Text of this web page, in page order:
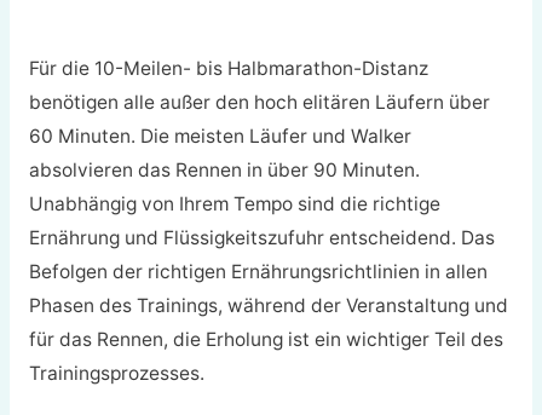
Für die 10-Meilen- bis Halbmarathon-Distanz
benötigen alle außer den hoch elitären Läufern über
60 Minuten. Die meisten Läufer und Walker
absolvieren das Rennen in über 90 Minuten.
Unabhängig von Ihrem Tempo sind die richtige
Ernährung und Flüssigkeitszufuhr entscheidend. Das
Befolgen der richtigen Ernährungsrichtlinien in allen
Phasen des Trainings, während der Veranstaltung und
für das Rennen, die Erholung ist ein wichtiger Teil des
Trainingsprozesses.